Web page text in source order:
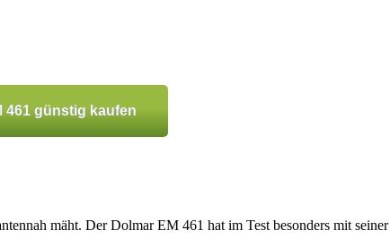
461 günstig kaufen
mäht. Der Dolmar EM 461 hat im Test besonders mit seiner